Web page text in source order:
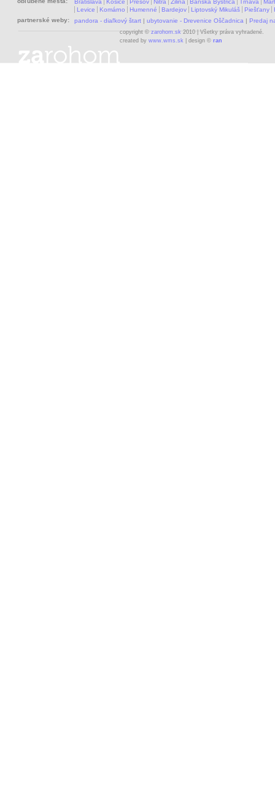
Bratislava Košice Prešov Nitra Žilina Banská Bystrica Trnava
Levice
Komárno Humenné Bardejov Liptovský Mikuláš Piešťany
partnerské weby:
pandora - diaľkový štart | ubytovanie - Drevenice Oščadnica | Predaj
copyright © zarohom.sk 2010 | Všetky práva vyhradené.
created by www.wms.sk | design © ran